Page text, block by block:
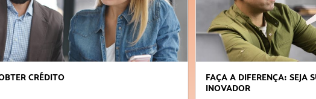
SEJA SUSTENTÁVEL, SEJA
APRENDA A GERENCIAR O